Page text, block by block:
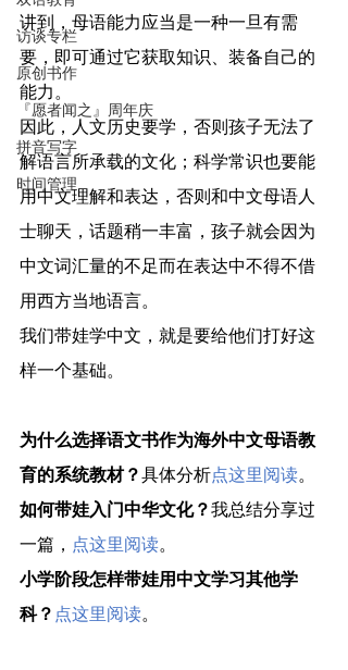
访谈专栏
原创书作
『愿者闻之』周年庆
拼音写字
时间管理
讲到，母语能力应当是一种一旦有需
要，即可通过它获取知识、装备自己的
能力。
因此，人文历史要学，否则孩子无法了
解语言所承载的文化；科学常识也要能
用中文理解和表达，否则和中文母语人
士聊天，话题稍一丰富，孩子就会因为
中文词汇量的不足而在表达中不得不借
用西方当地语言。
我们带娃学中文，就是要给他们打好这
样一个基础。
为什么选择语文书作为海外中文母语教
育的系统教材？具体分析点这里阅读。
如何带娃入门中华文化？我总结分享过
一篇， 点这里阅读。
小学阶段怎样带娃用中文学习其他学
科？ 点这里阅读。